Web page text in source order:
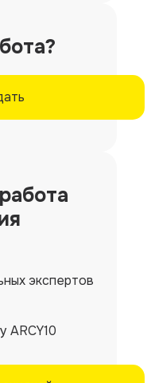
экспертов
ARCY10